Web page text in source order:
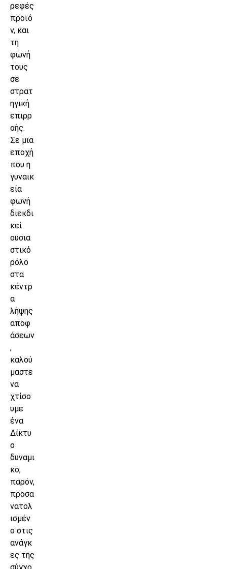
ρεφές
προϊό
ν, και
τη
φωνή
τους
σε
στρατ
ηγική
επιρρ
οής.
Σε μια
εποχή
που η
γυναικ
εία
φωνή
διεκδι
κεί
ουσια
στικό
ρόλο
στα
κέντρ
α
λήψης
αποφ
άσεων
,
καλού
μαστε
να
χτίσο
υμε
ένα
Δίκτυ
ο
δυναμι
κό,
παρόν,
προσα
νατολ
ισμέν
ο στις
ανάγκ
ες της